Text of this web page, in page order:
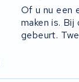
Of u nu een
maken is.
gebeurt.